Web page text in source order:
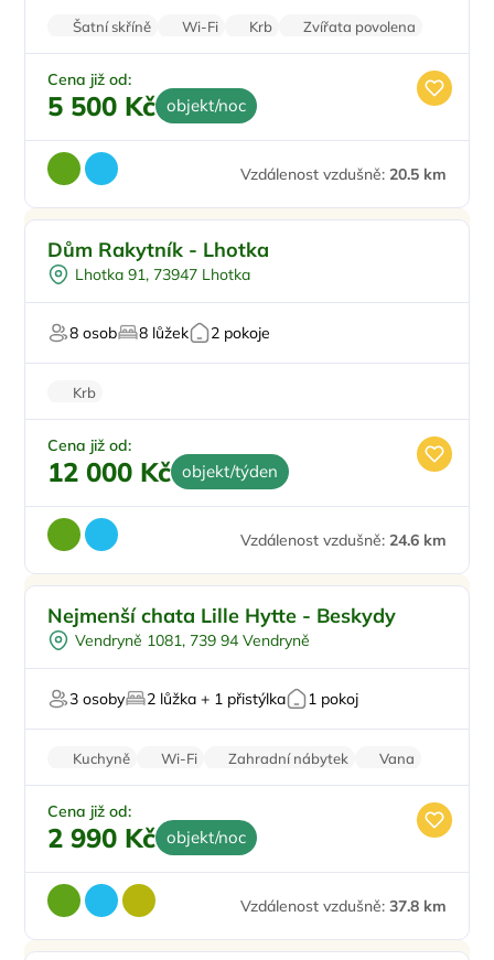
Šatní skříně Wi-Fi Krb
Zvířata povolena
Pračka
Cena již od:
5 500 Kč objekt/noc
Vzdálenost vzdušně: 20.5 km
Na samotě
Šipky
Pingpong
Dům Rakytník - Lhotka
Lhotka 91, 73947 Lhotka
8 osob 8 lůžek 2 pokoje
Krb
Cena již od:
12 000 Kč objekt/týden
Vzdálenost vzdušně: 24.6 km
U lesa
Pro milovníky přírody
Pro majitele mazlíčků
Top
Nejmenší chata Lille Hytte - Beskydy
Vendryně 1081, 739 94 Vendryně
3 osoby 2 lůžka + 1 přistýlka 1 pokoj
Kuchyně Wi-Fi Zahradní nábytek
Vana
Balkon/terasa
Cena již od:
2 990 Kč objekt/noc
Vzdálenost vzdušně: 37.8 km